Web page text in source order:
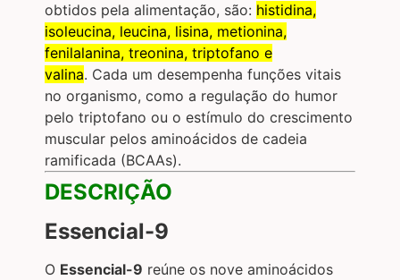
obtidos pela alimentação, são: histidina,
isoleucina, leucina, lisina, metionina,
fenilalanina, treonina, triptofano e
valina. Cada um desempenha funções vitais
no organismo, como a regulação do humor
pelo triptofano ou o estímulo do crescimento
muscular pelos aminoácidos de cadeia
ramificada (BCAAs).
DESCRIÇÃO
Essencial-9
O Essencial-9 reúne os nove aminoácidos